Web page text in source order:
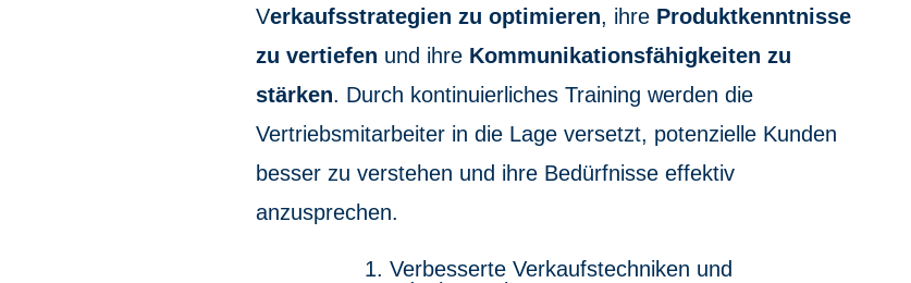
Verkaufsstrategien zu optimieren, ihre Produktkenntnisse
zu vertiefen und ihre Kommunikationsfähigkeiten zu
stärken. Durch kontinuierliches Training werden die
Vertriebsmitarbeiter in die Lage versetzt, potenzielle Kunden
besser zu verstehen und ihre Bedürfnisse effektiv
anzusprechen.
1. Verbesserte Verkaufstechniken und